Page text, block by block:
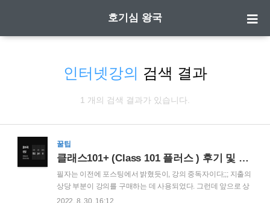
호기심 왕국
인터넷강의 검색 결과
1 개의 검색 결과가 있습니다.
꿀팁
클래스101+ (Class 101 플러스 ) 후기 및 주의할 점(연간 구독, 월별 구독 방법, 프라임에서 플러스로 교체)
필자는 이전에 포스팅에서 밝혔듯이, 강의 중독자이다;;; 지출의
상당 부분이 강의를 구매하는 데 사용되었다. 그런데 앞으로 상
당부분 그렇지 않을 것 같다. 바로 클래스 101에서 론칭한 클래
2022. 8. 30. 16:12